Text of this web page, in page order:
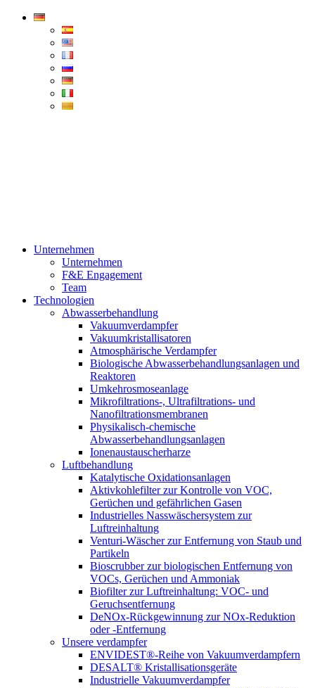
Condorchem
Unternehmen
Unternehmen
F&E Engagement
Team
Technologien
Abwasserbehandlung
Vakuumverdampfer
Vakuumkristallisatoren
Atmosphärische Verdampfer
Biologische Abwasserbehandlungsanlagen und
Reaktoren
Umkehrosmoseanlage
Mikrofiltrations-, Ultrafiltrations- und
Nanofiltrationsmembranen
Physikalisch-chemische
Abwasserbehandlungsanlagen
Ionenaustauscherharze
Luftbehandlung
Katalytische Oxidationsanlagen
Aktivkohlefilter zur Kontrolle von VOC,
Gerüchen und gefährlichen Gasen
Industrielles Nasswäschersystem zur
Luftreinhaltung
Venturi-Wäscher zur Entfernung von Staub und
Partikeln
Bioscrubber zur biologischen Entfernung von
VOCs, Gerüchen und Ammoniak
Biofilter zur Luftreinhaltung: VOC- und
Geruchsentfernung
DeNOx-Rückgewinnung zur NOx-Reduktion
oder -Entfernung
Unsere verdampfer
ENVIDEST®-Reihe von Vakuumverdampfern
DESALT® Kristallisationsgeräte
Industrielle Vakuumverdampfer